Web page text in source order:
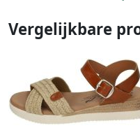
Vergelijkbare